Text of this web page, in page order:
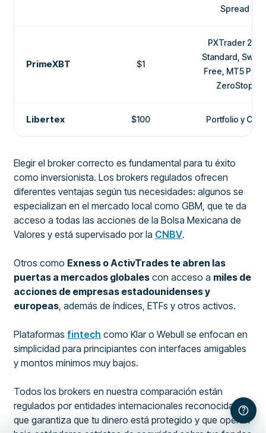
Spread
PrimeXBT $1
PXTrader 2.0,
Standard,
Free, MT5 Pro y
ZeroStop
Libertex $100 Portfolio y CFD
Elegir el broker correcto es fundamental para tu éxito
como inversionista. Los brokers regulados ofrecen
diferentes ventajas según tus necesidades: algunos se
especializan en el mercado local como GBM, que te da
acceso a todas las acciones de la Bolsa Mexicana de
Valores y está supervisado por la CNBV.
Otros como Exness o ActivTrades te abren las
puertas a mercados globales con acceso a miles de
acciones de empresas estadounidenses y
europeas , además de índices, ETFs y otros activos.
Plataformasfintech como Klar o Webull se enfocan en
simplicidad para principiantes con interfaces amigables
y montos mínimos muy bajos.
Todos los brokers en nuestra comparación están
regulados por entidades internacionales reconocidas, lo
que garantiza que tu dinero está protegido y que operan